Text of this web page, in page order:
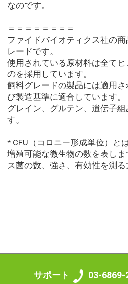
なのです。
＝＝＝＝＝＝＝＝
ファイドバイオティクス社の
レードです。
使用されている原材料は全て
のを採用しています。
飼料グレードの製品には適用さ
び製造基準に適合しています。
グレイン、グルテン、遺伝子
す。
* CFU（コロニー形成単位）と
増殖可能な微生物の数を表し
ス菌の数、強さ、有効性を測る
サポート 03-6869-